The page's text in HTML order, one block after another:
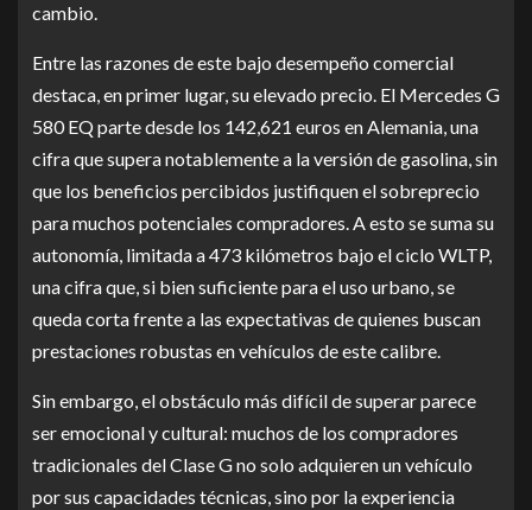
cambio.
Entre las razones de este bajo desempeño comercial
destaca, en primer lugar, su elevado precio. El Mercedes G
580 EQ parte desde los 142,621 euros en Alemania, una
cifra que supera notablemente a la versión de gasolina, sin
que los beneficios percibidos justifiquen el sobreprecio
para muchos potenciales compradores. A esto se suma su
autonomía, limitada a 473 kilómetros bajo el ciclo WLTP,
una cifra que, si bien suficiente para el uso urbano, se
queda corta frente a las expectativas de quienes buscan
prestaciones robustas en vehículos de este calibre.
Sin embargo, el obstáculo más difícil de superar parece
ser emocional y cultural: muchos de los compradores
tradicionales del Clase G no solo adquieren un vehículo
por sus capacidades técnicas, sino por la experiencia